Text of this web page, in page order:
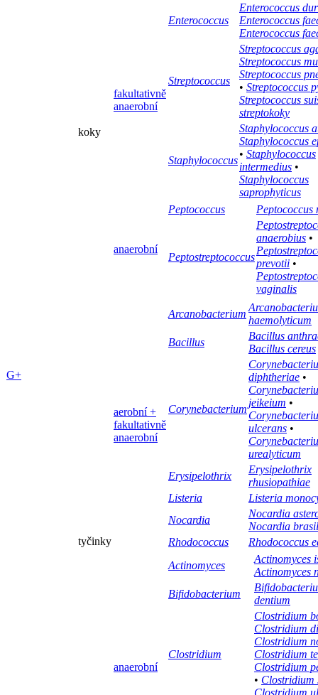
G+
koky
fakultativně
anaerobní
Enterococcus
Enterococcus
Enterococcus
Enterococcus
Streptococcus
Streptococcus
Streptococcus
Streptococcus
• Streptococcus
Streptococcus
streptokoky
Staphylococcus
Staphylococcus
Staphylococcus
• Staphylococcus
intermedius •
Staphylococcus
saprophyticus
anaerobní
Peptococcus Peptococcus
Peptostreptococcus
anaerobius •
prevotii •
vaginalis
tyčinky
aerobní +
fakultativně
anaerobní
Arcanobacterium
haemolyticum
Bacillus
Bacillus
Bacillus cereus
Corynebacterium
diphtheriae •
jeikeium •
ulcerans •
urealyticum
Erysipelothrix
Erysipelothrix
rhusiopathiae
Listeria
Listeria
Nocardia
Nocardia
Nocardia
Rhodococcus
Rhodococcus
anaerobní
Actinomyces
Actinomyces
Actinomyces
Bifidobacterium
dentium
Clostridium
Clostridium
Clostridium
Clostridium
Clostridium
Clostridium
• Clostridium
Clostridium